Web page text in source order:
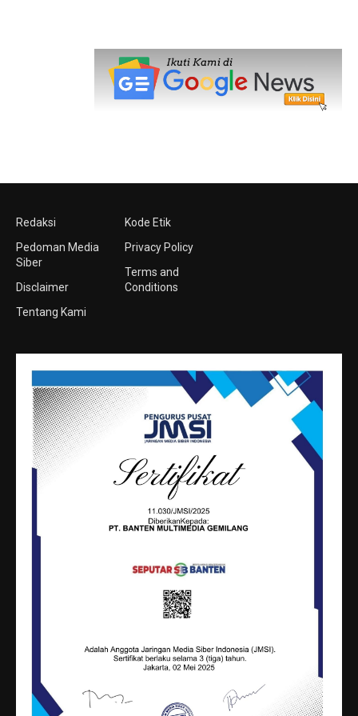
Redaksi
Pedoman Media
Siber
Disclaimer
Tentang Kami
Kode Etik
Privacy Policy
Terms and
Conditions